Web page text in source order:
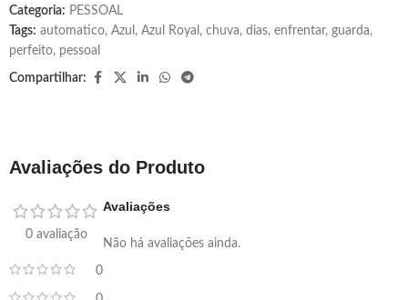
Categoria: PESSOAL
Tags: automatico, Azul , Azul Royal , chuva, dias, enfrentar, guarda,
perfeito, pessoal
Compartilhar:
Avaliações do Produto
0 avaliação
0
Avaliações
Não há avaliações ainda.